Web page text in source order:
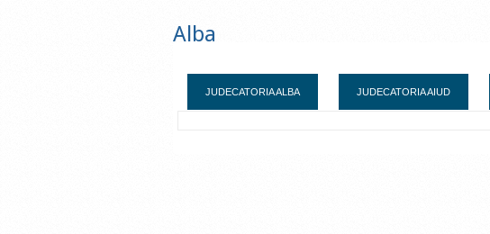
Alba
JUDECATORIA ALBA JUDECATORIA AIUD